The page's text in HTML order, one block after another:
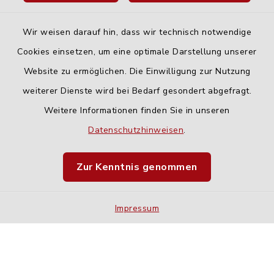
Wir weisen darauf hin, dass wir technisch notwendige
Cookies einsetzen, um eine optimale Darstellung unserer
Website zu ermöglichen. Die Einwilligung zur Nutzung
weiterer Dienste wird bei Bedarf gesondert abgefragt.
Weitere Informationen finden Sie in unseren
Datenschutzhinweisen.
Zur Kenntnis genommen
Impressum
Barrierefreiheit
Impressum
Sitemap